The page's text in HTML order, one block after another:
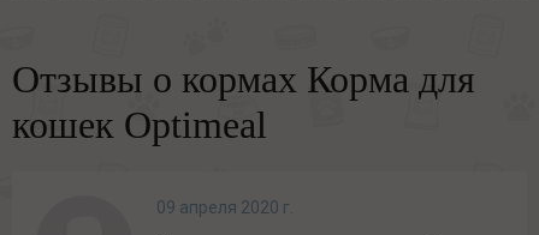
Отзывы о кормах Корма для
кошек Optimeal
09 апреля 2020 г.